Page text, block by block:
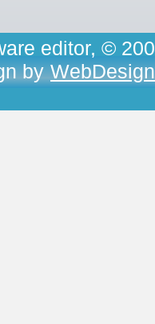
editor, ©
by